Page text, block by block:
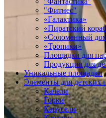
"Фитнес"
«Галактика»
«Пиратский
«Соломенный
«Тропики»
Площадки для
Продукция для
Уникальные площадки
Элементы для детских
Качели
Горки
Карусели